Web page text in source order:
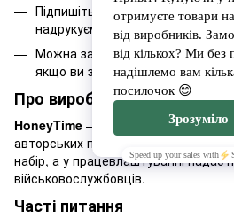
Підпишіть листівку в
надрукуємо та вкладемо її до
Можна замовити доставку
якщо ви за кордоном чи в іншому
Про виробника
HoneyTime — український бренд
авторських подарунків. Команда
набір, а у працевлаштуванні надає
військовослужбовців.
Часті питання